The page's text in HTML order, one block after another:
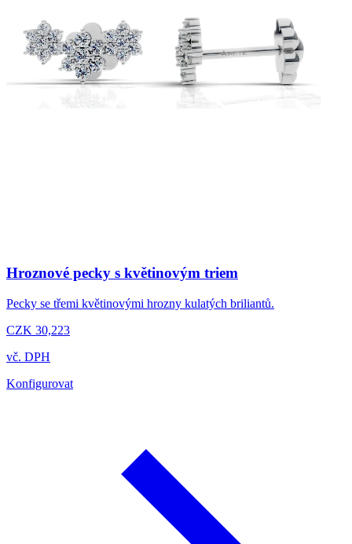
Hroznové pecky s květinovým triem
Pecky se třemi květinovými hrozny kulatých briliantů.
CZK 30,223
vč. DPH
Konfigurovat